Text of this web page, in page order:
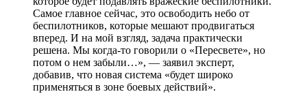
Самое главное сейчас, это освободить небо от
беспилотников, которые мешают продвигаться
вперед. И на мой взгляд, задача практически
решена. Мы когда-то говорили о «Пересвете», но
потом о нем забыли…», — заявил эксперт,
добавив, что новая система «будет широко
применяться в зоне боевых действий».